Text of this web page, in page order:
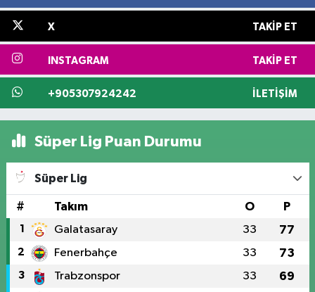
X TAKIP ET
INSTAGRAM TAKIP ET
+905307924242 İLETIŞIM
Süper Lig Puan Durumu
Süper Lig
# Takım O P
1 Galatasaray 33 77
2 Fenerbahçe 33 73
3 Trabzonspor 33 69